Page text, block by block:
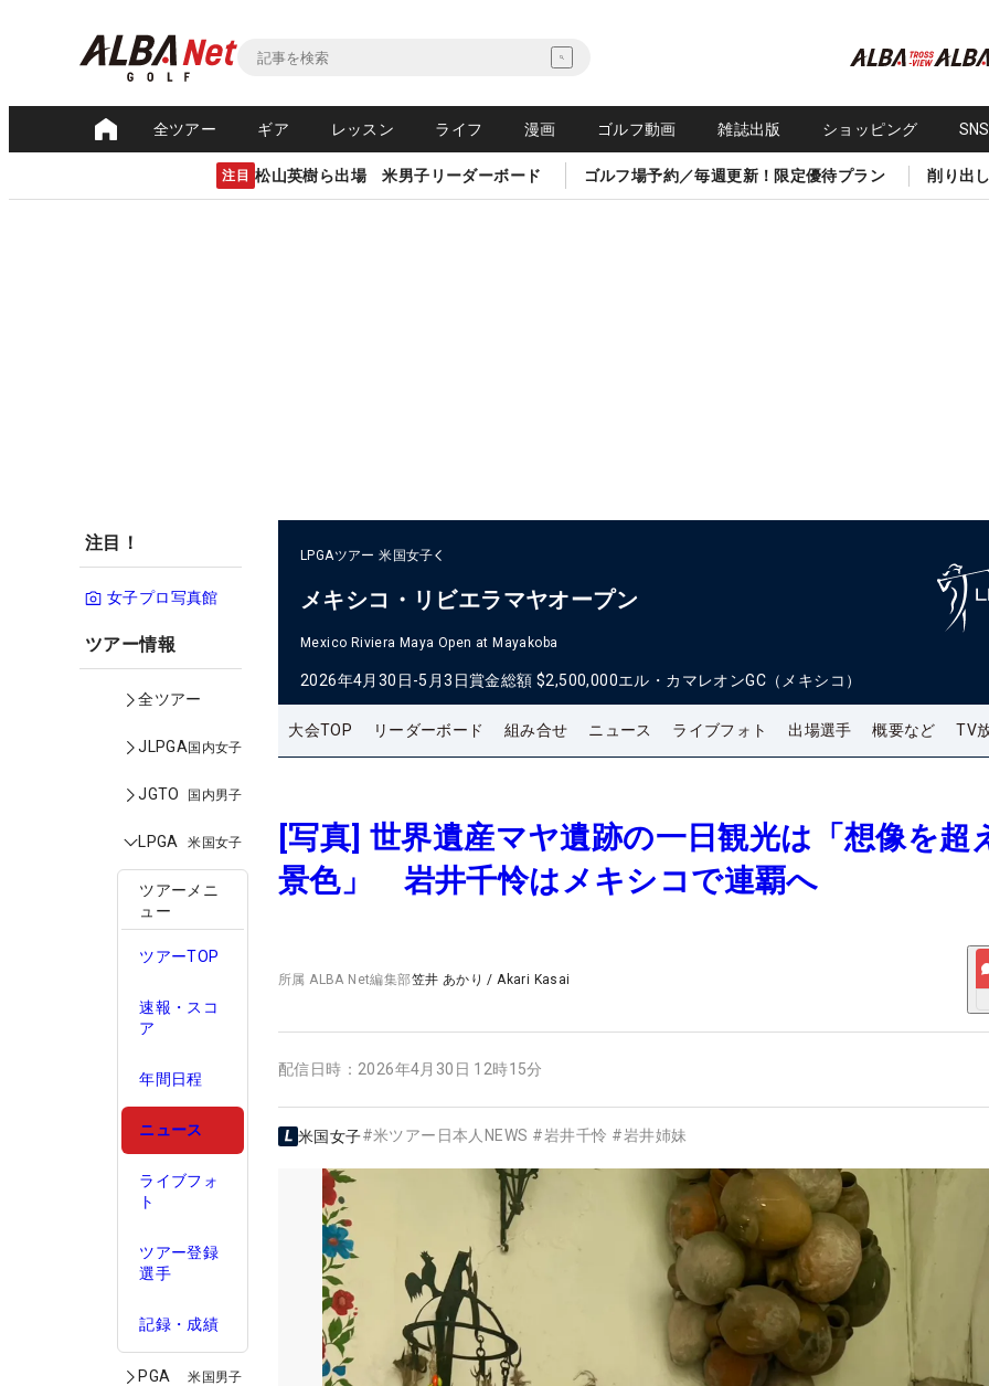
全ツアー ギア レッスン ライフ 漫画 ゴルフ動画 雑誌出版 ショッピング
注目 松山英樹ら出場 米男子リーダーボード ゴルフ場予約／毎週更新！限定優待プラン 削り出
注目！
女子プロ写真館
ツアー情報
全ツアー
JLPGA国内女子
JGTO 国内男子
LPGA 米国女子
ツアーメニ
ュー
ツアーTOP
速報・スコ
ア
年間日程
ニュース
ライブフォ
ト
ツアー登録
選手
記録・成績
PGA 米国男子
LPGAツアー 米国女子
メキシコ・リビエラマヤオープン
Mexico Riviera Maya Open at Mayakoba
2026年4月30日-5月3日賞金総額 $2,500,000エル・カマレオンGC（メキシコ）
大会TOP リーダーボード 組み合せ ニュース ライブフォト 出場選手 概要など TV
[写真] 世界遺産マヤ遺跡の一日観光は「想像を超
景色」 岩井千怜はメキシコで連覇へ
所属ALBA Net編集部笠井 あかり /Akari Kasai
配信日時： 2026年4月30日 12時15分
米国女子#米ツアー日本人NEWS #岩井千怜 #岩井姉妹